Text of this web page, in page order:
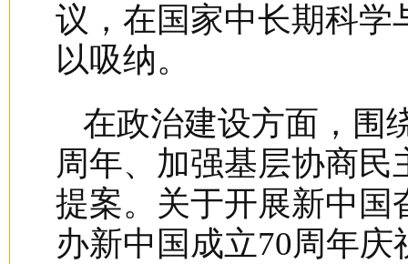
议，在国家中长期科学
以吸纳。
在政治建设方面，围
周年、加强基层协商
提案。关于开展新中国
办新中国成立70周年